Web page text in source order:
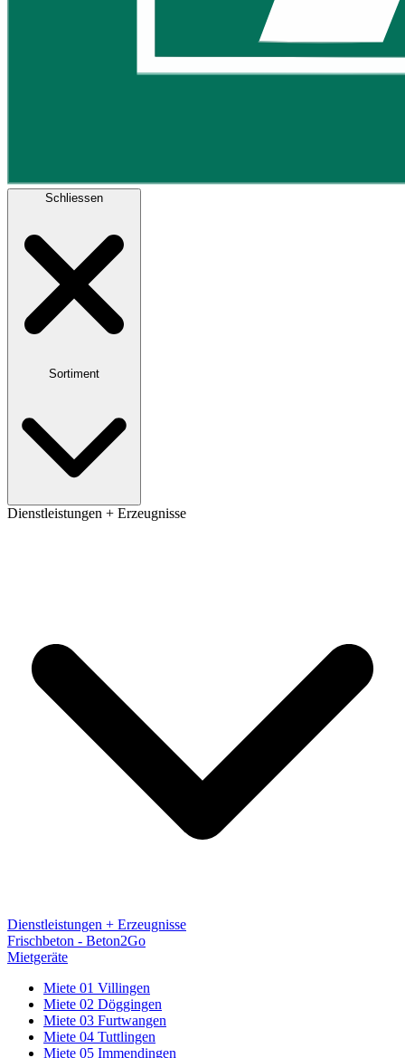
Schliessen
Sortiment
Dienstleistungen + Erzeugnisse
Dienstleistungen + Erzeugnisse
Frischbeton - Beton2Go
Mietgeräte
Miete 01 Villingen
Miete 02 Döggingen
Miete 03 Furtwangen
Miete 04 Tuttlingen
Miete 05 Immendingen